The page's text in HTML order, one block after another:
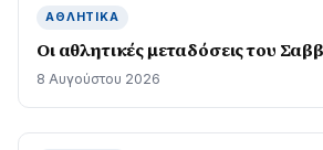
ΑΘΛΗΤΙΚΆ
Οι αθλητικές μεταδόσεις του
8 Αυγούστου 2026